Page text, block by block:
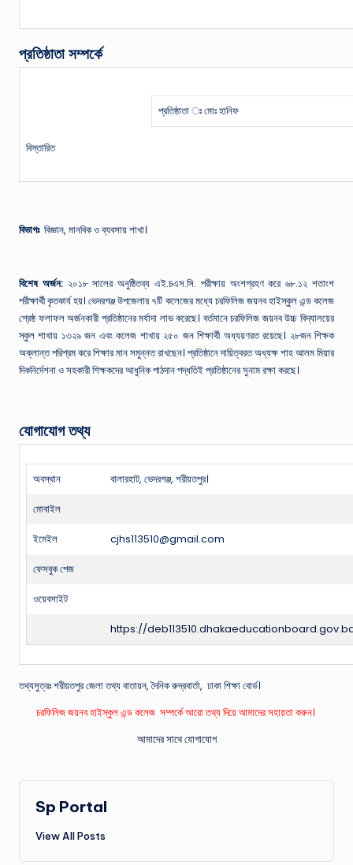
প্রতিষ্ঠাতা সম্পর্কে
প্রতিষ্ঠাতা ঃ মোঃ হানিফ
বিস্তারিত
বিভাগঃ বিজ্ঞান, মানবিক ও ব্যবসায় শাখা।
বিশেষ অর্জন: ২০১৮ সালের অনুষ্ঠিতব্য এই.চএস.সি. পরীক্ষায় অংশগ্রহণ করে ৬৮.১২ শতাংশ
পরীক্ষার্থী কৃতকার্য হয়। ভেদরগঞ্জ উপজেলার ৭টি কলেজের মধ্যে চরফিলিজ জয়নব হাইস্কুল এন্ড কলেজ
শ্রেষ্ঠ ফলাফল অর্জনকারী প্রতিষ্ঠানের মর্যাদা লাভ করেছে। বর্তমানে চরফিলিজ জয়নব উচ্চ বিদ্যালয়ের
স্কুল শাখায় ১৩২৯ জন এবং কলেজ শাখায় ২৫০ জন শিক্ষার্থী অধ্যয়ণরত রয়েছে। ২৮জন শিক্ষক
অক্লান্ত পরিশ্রম করে শিক্ষার মান সমুন্নত রাখছেন। প্রতিষ্ঠানে দায়িত্বরত অধ্যক্ষ শাহ আলম মিয়ার
দিকনির্দেশনা ও সহকারী শিক্ষকদের আধুনিক পাঠদান পদ্ধতিই প্রতিষ্ঠানের সুনাম রক্ষা করছে।
যোগাযোগ তথ্য
অবস্থান বালারহাট, ভেদরগঞ্জ, শরীয়তপুর।
মোবাইল
ইমেইল cjhs113510@gmail.com
ফেসবুক পেজ
ওয়েবসাইট
https://
তথ্যসুত্রঃ শরীয়তপুর জেলা তথ্য বাতায়ন, দৈনিক রুদ্রবার্তা, ঢাকা শিক্ষা বোর্ড।
চরফিলিজ জয়নব হাইস্কুল এন্ড কলেজ সম্পর্কে আরো তথ্য দিয়ে আমাদের সহায়তা করুন।
আমাদের সাথে যোগাযোগ
Sp Portal
View All Posts